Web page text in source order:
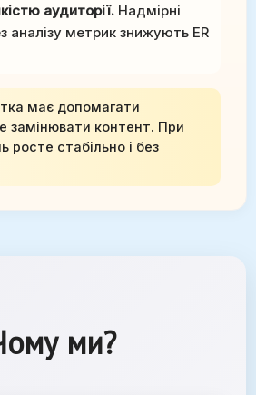
аудиторії. Надмірні
аналізу метрик знижують ER
має допомагати
замінювати контент. При
росте стабільно і без
ми?